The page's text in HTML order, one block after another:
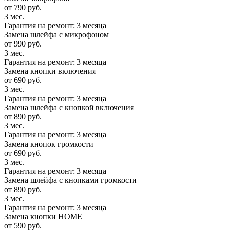
от 790 руб.
3 мес.
Гарантия на ремонт: 3 месяца
Замена шлейфа с микрофоном
от 990 руб.
3 мес.
Гарантия на ремонт: 3 месяца
Замена кнопки включения
от 690 руб.
3 мес.
Гарантия на ремонт: 3 месяца
Замена шлейфа с кнопкой включения
от 890 руб.
3 мес.
Гарантия на ремонт: 3 месяца
Замена кнопок громкости
от 690 руб.
3 мес.
Гарантия на ремонт: 3 месяца
Замена шлейфа с кнопками громкости
от 890 руб.
3 мес.
Гарантия на ремонт: 3 месяца
Замена кнопки HOME
от 590 руб.